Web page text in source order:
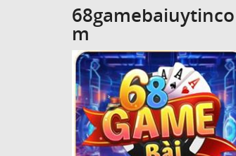
68gamebaiuytinco
m